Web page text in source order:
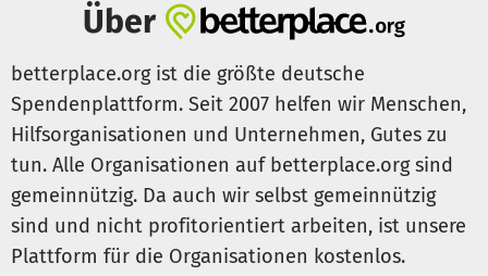
Über
betterplace.org ist die größte deutsche
Spendenplattform. Seit 2007 helfen wir Menschen,
Hilfsorganisationen und Unternehmen, Gutes zu
tun. Alle Organisationen auf betterplace.org sind
gemeinnützig. Da auch wir selbst gemeinnützig
sind und nicht profitorientiert arbeiten, ist unsere
Plattform für die Organisationen kostenlos.